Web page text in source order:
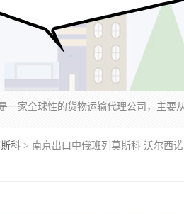
科 > 南京出口中俄班列莫斯科 沃尔西诺